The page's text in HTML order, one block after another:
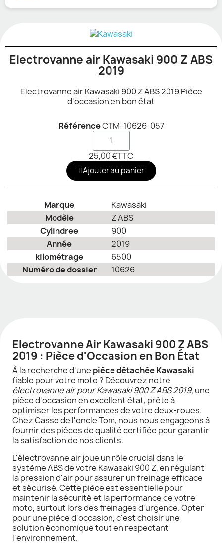
Electrovanne air Kawasaki 900 Z ABS
2019
Electrovanne air Kawasaki 900 Z ABS 2019 Pièce
d'occasion en bon état
RéférenceCTM-10626-057
25,00 €TTC
Ajouter au panier
Marque
Kawasaki
Modèle
Z ABS
Cylindree
900
Année
2019
kilométrage
6500
Numéro de dossier
10626
Electrovanne Air Kawasaki 900 Z ABS
2019 : Pièce d'Occasion en Bon État
À la recherche d'une pièce détachée Kawasaki
fiable pour votre moto ? Découvrez notre
électrovanne air pour Kawasaki 900 Z ABS 2019, une
pièce d'occasion en excellent état, prête à
optimiser les performances de votre deux-roues.
Chez Casse de l'oncle Tom, nous nous engageons à
fournir des pièces de qualité certifiée pour garantir
la satisfaction de nos clients.
L'électrovanne air joue un rôle crucial dans le
système ABS de votre Kawasaki 900 Z, en régulant
la pression d'air pour assurer un freinage efficace
et sécurisé. Cette pièce est essentielle pour
maintenir la sécurité et la performance de votre
moto, surtout lors des freinages d'urgence. Opter
pour une pièce d'occasion, c'est choisir une
solution économique tout en respectant
l'environnement.